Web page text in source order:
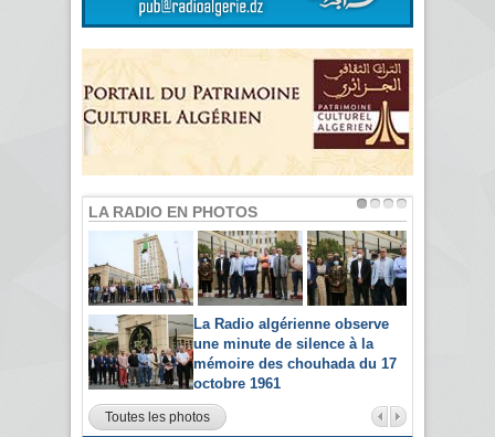
LA RADIO EN PHOTOS
La Radio algérienne observe
une minute de silence à la
mémoire des chouhada du 17
octobre 1961
Toutes les photos